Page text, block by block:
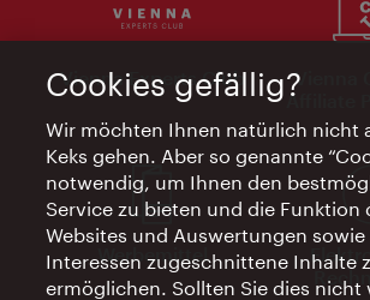
Vienna Experts Club
Vienna
Affiliate
Werbemittel
Cookies gefällig?
Wir möchten Ihnen natürlich nicht
Keks gehen. Aber so genannte
notwendig, um Ihnen den
Service zu bieten und die Funktion
Websites und Auswertungen
Interessen zugeschnittene Inhalte
ermöglichen. Sollten Sie dies nicht